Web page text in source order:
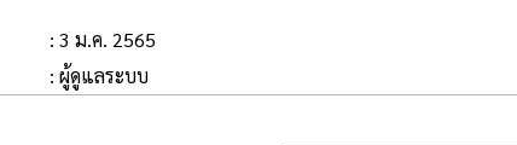
: 3 ม.ค. 2565
: ผู้ดูแลระบบ